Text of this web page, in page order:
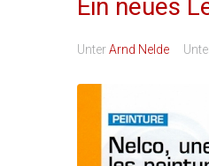
Ein neues
UnterArnd Nelde